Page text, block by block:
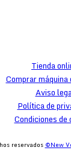
Tienda
Comprar máquina
Aviso
Política de
Condiciones de
reservados ©New